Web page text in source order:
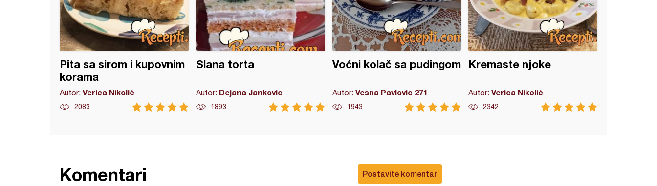
Pita sa sirom i kupovnim
korama
Autor: Verica Nikolić
2083
Slana torta
Autor: Dejana Jankovic
1893
Voćni kolač sa pudingom
Autor: Vesna Pavlovic 271
1943
Kremaste njoke
Autor:Verica Nikolić
2342
Postavite komentar
Komentari